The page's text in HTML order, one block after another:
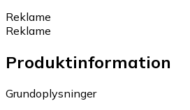
Reklame
Reklame
Produktinformation
Grundoplysninger